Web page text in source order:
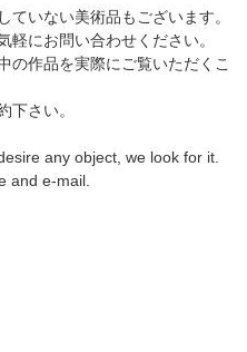
ていない美術品もございます。
軽にお問い合わせください。
の作品を実際にご覧いただくこ
下さい。
any object, we look for it.
and e-mail.